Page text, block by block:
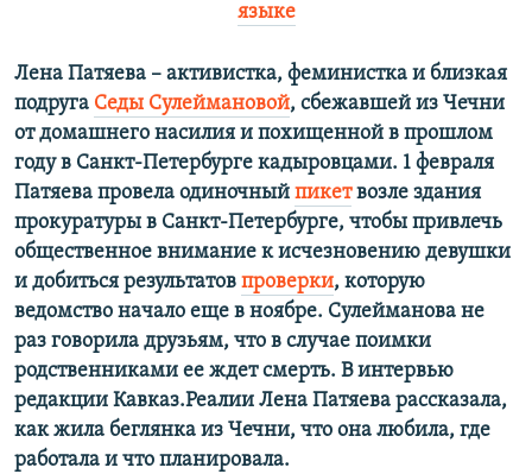
языке
Лена Патяева – активистка, феминистка и близкая
подруга Седы Сулеймановой, сбежавшей из Чечни
от домашнего насилия и похищенной в прошлом
году в Санкт-Петербурге кадыровцами. 1 февраля
Патяева провела одиночный пикетвозле здания
прокуратуры в Санкт-Петербурге, чтобы привлечь
общественное внимание к исчезновению девушки
и добиться результатов проверки, которую
ведомство начало еще в ноябре. Сулейманова не
раз говорила друзьям, что в случае поимки
родственниками ее ждет смерть. В интервью
редакции Кавказ.Реалии Лена Патяева рассказала,
как жила беглянка из Чечни, что она любила, где
работала и что планировала.